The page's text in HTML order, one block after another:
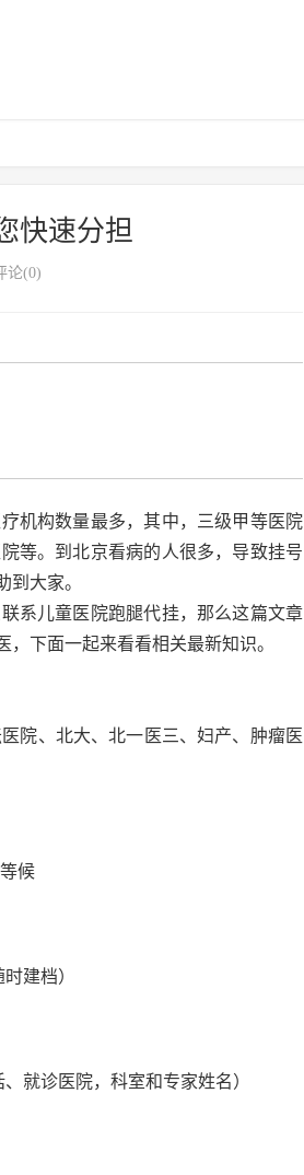
快速分担
论(0)
机构数量最多，其中，三级甲等医院
等。到北京看病的人很多，导致挂号
大家。
系儿童医院跑腿代挂，那么这篇文章
下面一起来看看相关最新知识。
院、北大、北一医三、妇产、肿瘤医
候
建档）
就诊医院，科室和专家姓名）